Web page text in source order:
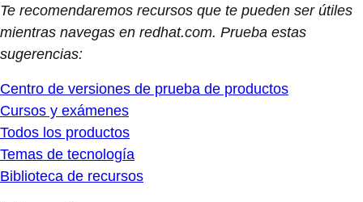
Te recomendaremos recursos que te pueden ser útiles
mientras navegas en redhat.com. Prueba estas
sugerencias:
Centro de versiones de prueba de productos
Cursos y exámenes
Todos los productos
Temas de tecnología
Biblioteca de recursos